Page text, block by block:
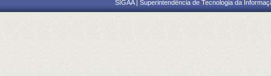
SIGAA | Superintendência de Tecnologia da